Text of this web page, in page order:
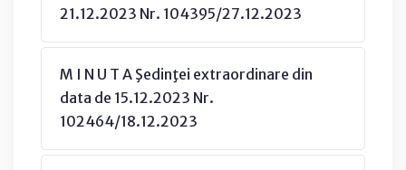
21.12.2023 Nr. 104395/27.12.2023
M I N U T A Şedinţei extraordinare din
data de 15.12.2023 Nr.
102464/18.12.2023